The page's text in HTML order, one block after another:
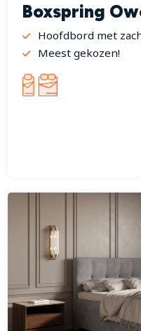
Boxspring
Hoofdbord met
Meest gekozen!